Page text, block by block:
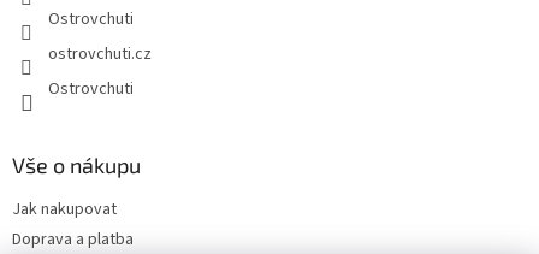
Ostrovchuti
ostrovchuti.cz
Ostrovchuti
Vše o nákupu
Jak nakupovat
Doprava a platba